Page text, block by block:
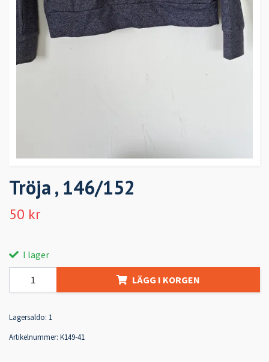
Tröja , 146/152
50 kr
I lager
LÄGG I KORGEN
Lagersaldo: 1
Artikelnummer: K149-41